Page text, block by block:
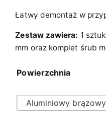
Łatwy demontaż w
Zestaw zawiera: 1
mm oraz komplet śrub
Powierzchnia
Aluminiowy brązowy